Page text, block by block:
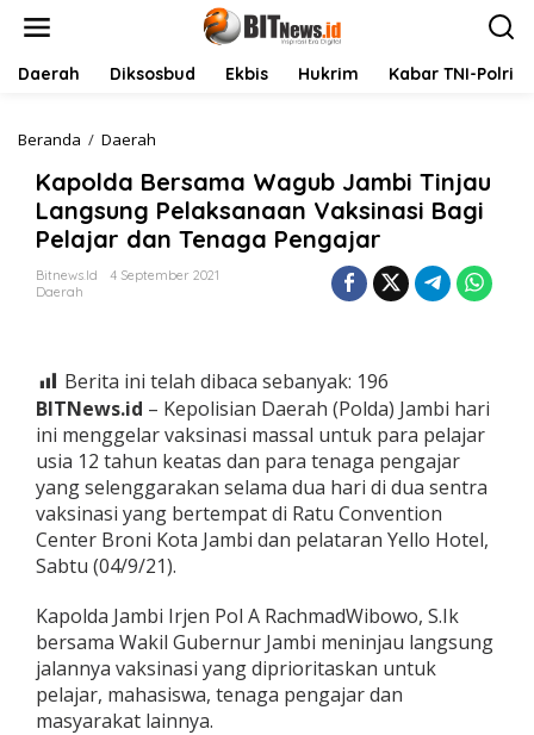
Daerah Diksosbud Ekbis Hukrim Kabar TNI-Polri
Beranda / Daerah
p
o
l
d
a
a
m
a
W
a
g
b
J
a
b
T
i
n
j
Kapolda Bersama Wagub Jambi Tinjau
Langsung Pelaksanaan Vaksinasi Bagi
Pelajar dan Tenaga Pengajar
Bitnews.id
4 September 2021
Daerah
Berita ini telah dibaca sebanyak: 196
BITNews.id – Kepolisian Daerah (Polda) Jambi hari
ini menggelar vaksinasi massal untuk para pelajar
usia 12 tahun keatas dan para tenaga pengajar
yang selenggarakan selama dua hari di dua sentra
vaksinasi yang bertempat di Ratu Convention
Center Broni Kota Jambi dan pelataran Yello Hotel,
Sabtu (04/9/21).
Kapolda Jambi Irjen Pol A RachmadWibowo, S.Ik
bersama Wakil Gubernur Jambi meninjau langsung
jalannya vaksinasi yang diprioritaskan untuk
pelajar, mahasiswa, tenaga pengajar dan
masyarakat lainnya.